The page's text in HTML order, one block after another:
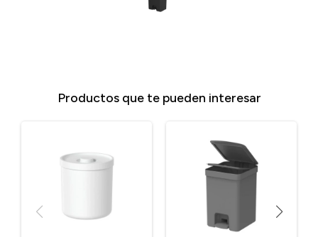
Productos que te pueden interesar